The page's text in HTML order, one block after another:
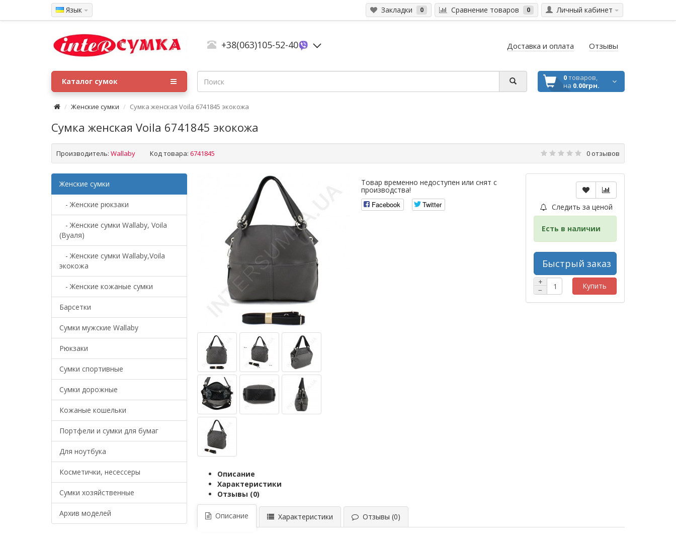
Язык Закладки 0 Сравнение товаров 0 Личный кабинет
+38(063)105-52-40 Доставка и оплата Отзывы
0товаров,
на 0.00грн.
Каталог сумок
Женские сумки Сумка женская Voila 6741845 экокожа
Сумка женская Voila 6741845 экокожа
Производитель: Wallaby Код товара: 6741845 0 отзывов
Женские сумки
- Женские рюкзаки
- Женские сумки Wallaby, Voila
(Вуаля)
- Женские сумки Wallaby,Voila
экокожа
- Женские кожаные сумки
Барсетки
Cумки мужские Wallaby
Рюкзаки
Сумки спортивные
Сумки дорожные
Кожаные кошельки
Портфели и сумки для бумаг
Для ноутбука
Косметички, несессеры
Сумки хозяйственные
Архив моделей
Описание
Характеристики
Отзывы (0)
Товар временно недоступен или снят с
производства!
Facebook
Twitter Следить за ценой
Есть в наличии
Быстрый заказ
+
−
Купить
Описание Характеристики Отзывы (0)